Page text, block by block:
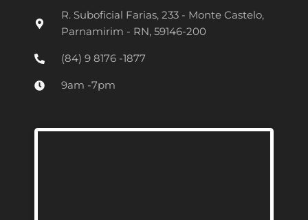
g
R. Suboficial Farias, 233 - Monte Castelo,
Parnamirim - RN, 59146-200
(84) 9 8176 -1877
9am -7pm